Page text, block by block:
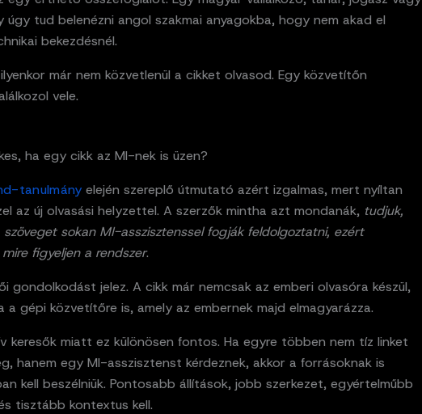
úgy tud belenézni angol szakmai anyagokba, hogy nem akad el
bekezdésnél.
már nem közvetlenül a cikket olvasod. Egy közvetítőn
vele.
ha egy cikk az MI-nek is üzen?
tanulmány elején szereplő útmutató azért izgalmas, mert nyíltan
az új olvasási helyzettel. A szerzők mintha azt mondanák, tudjuk,
sokan MI-asszisztenssel fogják feldolgoztatni, ezért
figyeljen a rendszer.
gondolkodást jelez. A cikk már nemcsak az emberi olvasóra készül,
a gépi közvetítőre is, amely az embernek majd elmagyarázza.
keresők miatt ez különösen fontos. Ha egyre többen nem tíz linket
hanem egy MI-asszisztenst kérdeznek, akkor a forrásoknak is
kell beszélniük. Pontosabb állítások, jobb szerkezet, egyértelműbb
tisztább kontextus kell.